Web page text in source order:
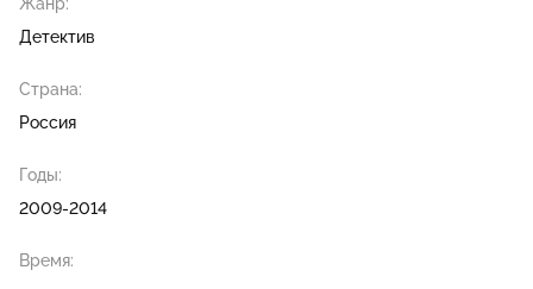
Жанр:
Детектив
Страна:
Россия
Годы:
2009-2014
Время: